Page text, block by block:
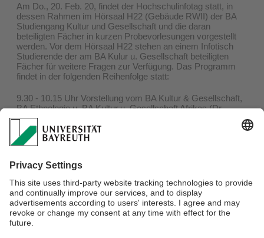
Am Do., 20. Feb. 20, findet der Hochschulinfotag statt, in
dessen Rahmen im Hörsaal H22 (Gebäude RWII) der BA
Studiengang Kultur und Gesellschaft und die daran
beteiligten Fächer in kurzen Probevorlesungen vorgestellt
werden. Vor dem Hörsaal H22 stehen an einem Infotisch
Studierende der am BA Kulur u. Gesellschaft beteiligten
Fächer für weitere Fragen zur Verfügung. Das Programm
findet in der folgenden Reihenfolge statt:
9.30 - 10.15 Uhr Vorstellung vom BA Kultur & Gesellschaft,
BA Ethnologie u. BA Kultur u. Gesellschaft Afrikas (Dr.
Barbara Polak) und Probevorlesung Ethnologie (Prof.
Andrea Behrends)
10.30 - 11.15 Uhr Probevorlesung Religionswissenschaft
(Dr. Stefan Schröder) und Probevorlesung Geschichte
11.30 - 12.15 Uhr Probevorlesung
Erziehungswissenschaften (Prof. Carlos Kölbl)
13.15 - 14.00 Uhr Probevorlesungen Islamwissenschaft
(Prof. Rüdiger Seesemann) und Soziologie (Dr. Andreas
Kögel).